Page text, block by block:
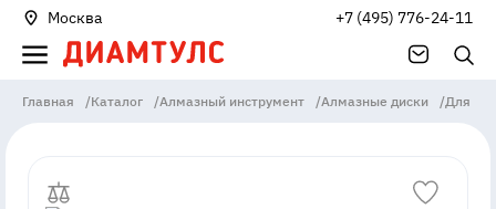
Москва +7 (495) 776-24-11
Главная /Каталог /Алмазный инструмент /Алмазные диски /Для